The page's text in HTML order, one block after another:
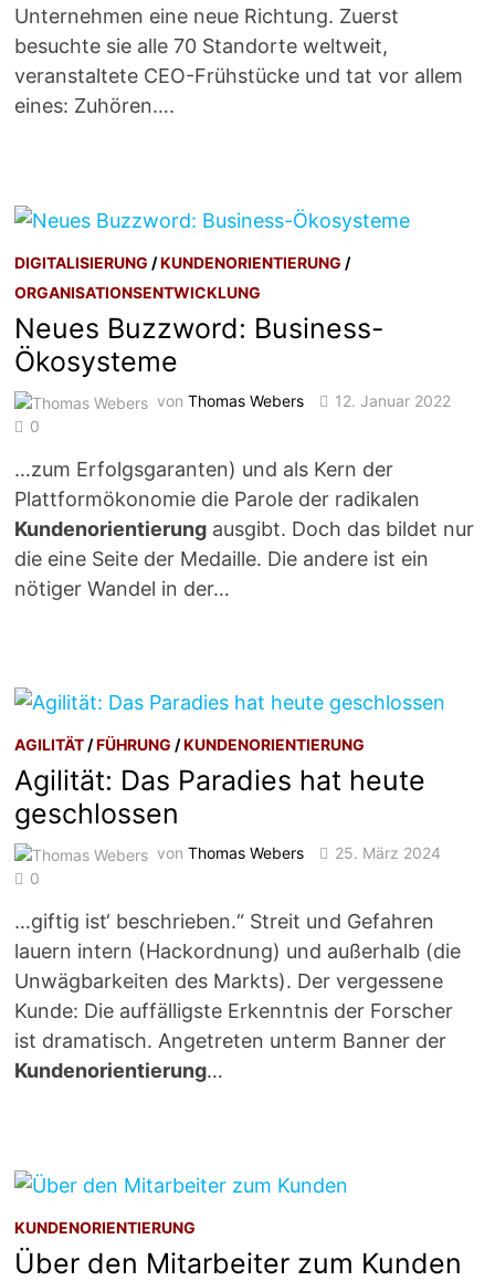
Unternehmen eine neue Richtung. Zuerst
besuchte sie alle 70 Standorte weltweit,
veranstaltete CEO-Frühstücke und tat vor allem
eines: Zuhören….
DIGITALISIERUNG /KUNDENORIENTIERUNG /
ORGANISATIONSENTWICKLUNG
Neues Buzzword: Business-
Ökosysteme
vonThomas Webers
12. Januar 2022
0
…zum Erfolgsgaranten) und als Kern der
Plattformökonomie die Parole der radikalen
Kundenorientierung ausgibt. Doch das bildet nur
die eine Seite der Medaille. Die andere ist ein
nötiger Wandel in der…
AGILITÄT /FÜHRUNG /KUNDENORIENTIERUNG
Agilität: Das Paradies hat heute
geschlossen
vonThomas Webers
25. März 2024
0
…giftig ist‘ beschrieben.“ Streit und Gefahren
lauern intern (Hackordnung) und außerhalb (die
Unwägbarkeiten des Markts). Der vergessene
Kunde: Die auffälligste Erkenntnis der Forscher
ist dramatisch. Angetreten unterm Banner der
Kundenorientierung…
KUNDENORIENTIERUNG
Über den Mitarbeiter zum Kunden